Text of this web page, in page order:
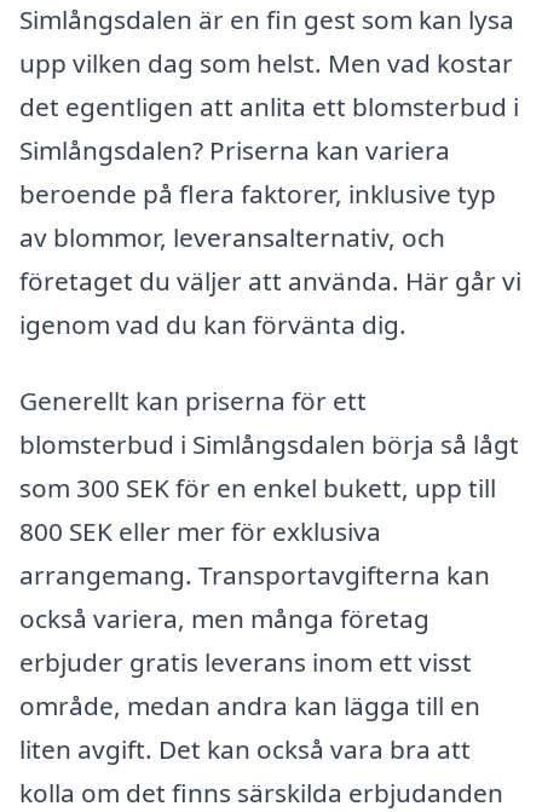
Simlångsdalen är en fin gest som kan lysa
upp vilken dag som helst. Men vad kostar
det egentligen att anlita ett blomsterbud i
Simlångsdalen? Priserna kan variera
beroende på flera faktorer, inklusive typ
av blommor, leveransalternativ, och
företaget du väljer att använda. Här går vi
igenom vad du kan förvänta dig.
Generellt kan priserna för ett
blomsterbud i Simlångsdalen börja så lågt
som 300 SEK för en enkel bukett, upp till
800 SEK eller mer för exklusiva
arrangemang. Transportavgifterna kan
också variera, men många företag
erbjuder gratis leverans inom ett visst
område, medan andra kan lägga till en
liten avgift. Det kan också vara bra att
kolla om det finns särskilda erbjudanden